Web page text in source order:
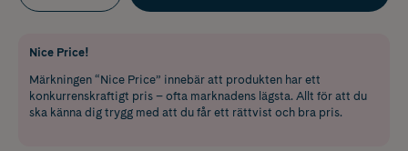
Nice Price!
Märkningen “Nice Price” innebär att produkten har ett
konkurrenskraftigt pris – ofta marknadens lägsta. Allt för att du
ska känna dig trygg med att du får ett rättvist och bra pris.